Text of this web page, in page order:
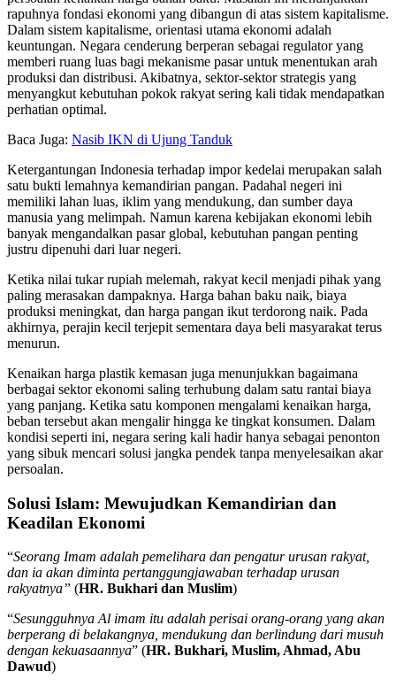
rapuhnya fondasi ekonomi yang dibangun di atas sistem kapitalisme.
Dalam sistem kapitalisme, orientasi utama ekonomi adalah
keuntungan. Negara cenderung berperan sebagai regulator yang
memberi ruang luas bagi mekanisme pasar untuk menentukan arah
produksi dan distribusi. Akibatnya, sektor-sektor strategis yang
menyangkut kebutuhan pokok rakyat sering kali tidak mendapatkan
perhatian optimal.
Baca Juga: Nasib IKN di Ujung Tanduk
Ketergantungan Indonesia terhadap impor kedelai merupakan salah
satu bukti lemahnya kemandirian pangan. Padahal negeri ini
memiliki lahan luas, iklim yang mendukung, dan sumber daya
manusia yang melimpah. Namun karena kebijakan ekonomi lebih
banyak mengandalkan pasar global, kebutuhan pangan penting
justru dipenuhi dari luar negeri.
Ketika nilai tukar rupiah melemah, rakyat kecil menjadi pihak yang
paling merasakan dampaknya. Harga bahan baku naik, biaya
produksi meningkat, dan harga pangan ikut terdorong naik. Pada
akhirnya, perajin kecil terjepit sementara daya beli masyarakat terus
menurun.
Kenaikan harga plastik kemasan juga menunjukkan bagaimana
berbagai sektor ekonomi saling terhubung dalam satu rantai biaya
yang panjang. Ketika satu komponen mengalami kenaikan harga,
beban tersebut akan mengalir hingga ke tingkat konsumen. Dalam
kondisi seperti ini, negara sering kali hadir hanya sebagai penonton
yang sibuk mencari solusi jangka pendek tanpa menyelesaikan akar
persoalan.
Solusi Islam: Mewujudkan Kemandirian dan
Keadilan Ekonomi
“Seorang Imam adalah pemelihara dan pengatur urusan rakyat,
dan ia akan diminta pertanggungjawaban terhadap urusan
rakyatnya” (HR. Bukhari dan Muslim)
“Sesungguhnya Al imam itu adalah perisai orang-orang yang akan
berperang di belakangnya, mendukung dan berlindung dari musuh
dengan kekuasaannya” (HR. Bukhari, Muslim, Ahmad, Abu
Dawud)